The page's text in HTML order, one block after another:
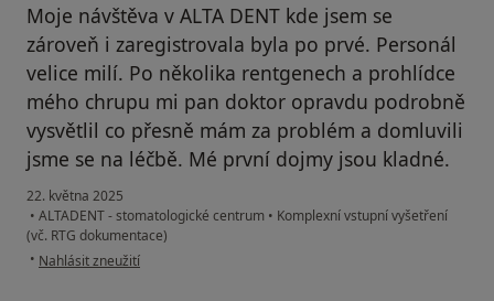
Moje návštěva v ALTA DENT kde jsem se
zároveň i zaregistrovala byla po prvé. Personál
velice milí. Po několika rentgenech a prohlídce
mého chrupu mi pan doktor opravdu podrobně
vysvětlil co přesně mám za problém a domluvili
jsme se na léčbě. Mé první dojmy jsou kladné.
22. května 2025
• ALTADENT - stomatologické centrum • Komplexní vstupní vyšetření
(vč. RTG dokumentace)
• podle názoru uživatele Říčková Naděžda
Nahlásit zneužití